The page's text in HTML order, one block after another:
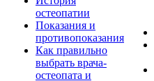
остеопатии
Показания и
противопоказания
Как правильно
выбрать врача-
остеопата и